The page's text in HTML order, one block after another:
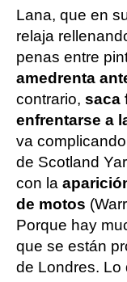
Lana, que en
relaja
penas entre
amedrenta
contrario, saca
enfrentarse a
va
de Scotland
con la
de motos
Porque hay
que se están
de Londres. Lo